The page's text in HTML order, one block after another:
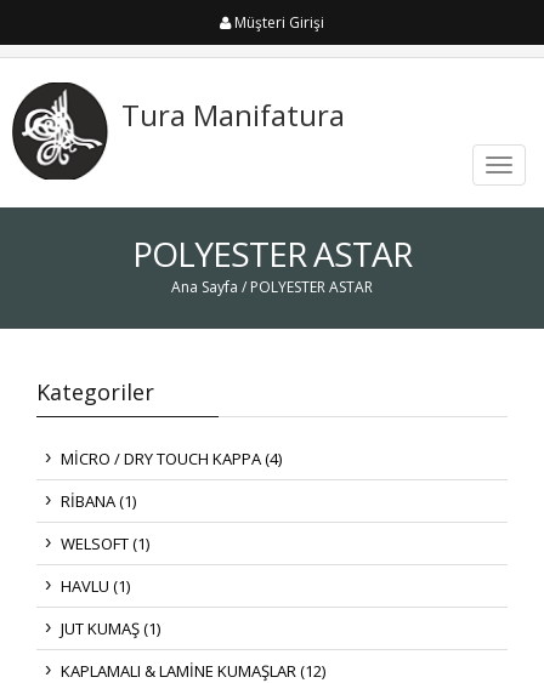
Müşteri Girişi
Tura Manifatura
POLYESTER ASTAR
Ana Sayfa / POLYESTER ASTAR
Kategoriler
MİCRO / DRY TOUCH KAPPA (4)
RİBANA (1)
WELSOFT (1)
HAVLU (1)
JUT KUMAŞ (1)
KAPLAMALI & LAMİNE KUMAŞLAR (12)